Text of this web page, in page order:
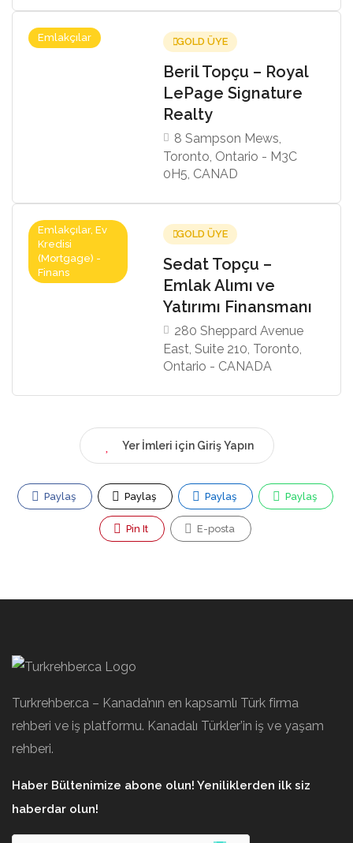
Emlakçılar GOLD ÜYE
Beril Topçu – Royal
LePage Signature
Realty
8 Sampson Mews,
Toronto, Ontario - M3C
0H5, CANAD
Emlakçılar, Ev
Kredisi
(Mortgage) -
Finans
GOLD ÜYE
Sedat Topçu –
Emlak Alımı ve
Yatırımı Finansmanı
280 Sheppard Avenue
East, Suite 210, Toronto,
Ontario - CANADA
Yer İmleri için Giriş Yapın
Paylaş Paylaş Paylaş Paylaş
Pin It E-posta
Turkrehber.ca – Kanada’nın en kapsamlı Türk firma
rehberi ve iş platformu. Kanadalı Türkler’in iş ve yaşam
rehberi.
Haber Bültenimize abone olun! Yeniliklerden ilk siz
haberdar olun!